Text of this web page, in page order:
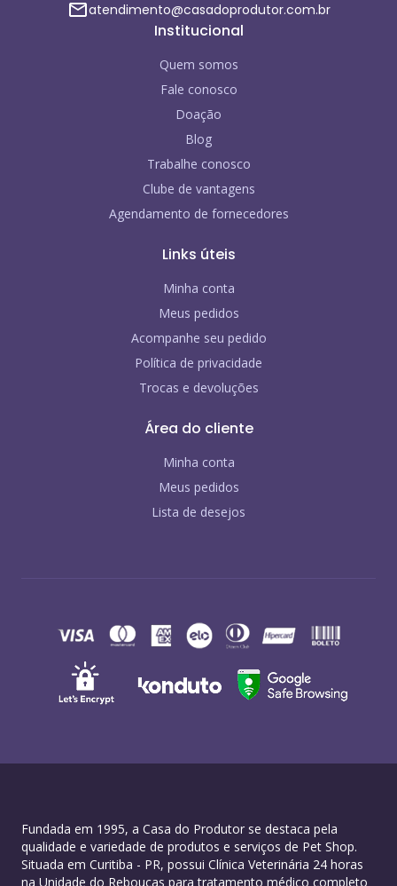
atendimento@casadoprodutor.com.br
Institucional
Quem somos
Fale conosco
Doação
Blog
Trabalhe conosco
Clube de vantagens
Agendamento de fornecedores
Links úteis
Minha conta
Meus pedidos
Acompanhe seu pedido
Política de privacidade
Trocas e devoluções
Área do cliente
Minha conta
Meus pedidos
Lista de desejos
Fundada em 1995, a Casa do Produtor se destaca pela
qualidade e variedade de produtos e serviços de Pet Shop.
Situada em Curitiba - PR, possui Clínica Veterinária 24 horas
na Unidade do Rebouças para tratamento médico completo